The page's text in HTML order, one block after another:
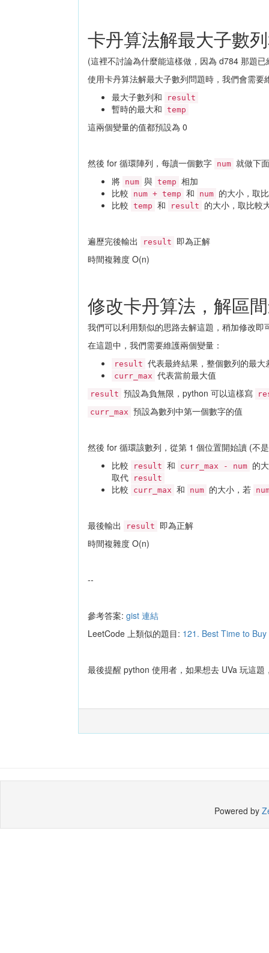
卡丹算法解最大子數
(這裡不討論為什麼能這樣做，因為 d784 那題
使用卡丹算法解最大子數列問題時，我們會需要
最大子數列和
result
暫時的最大和 temp
這兩個變量的值都預設為 0
然後 for 循環陣列，每讀一個數字 num 就做下
將 num 與 temp 相加
比較
num + temp 和 num 的大小，取
比較 temp 和 result 的大小，取比較
遍歷完後輸出 result
即為正解
時間複雜度 O(n)
修改卡丹算法，解區
我們可以利用類似的思路去解這題，稍加修改即
在這題中，我們需要維護兩個變量：
result 代表最終結果，整個數列的最大
curr_max 代表當前最大值
result 預設為負無限，python 可以這樣寫
curr_max 預設為數列中第一個數字的值
然後 for 循環該數列，從第 1 個位置開始讀 (不
比較
result 和 curr_max - num 的
取代
result
比較 curr_max 和 num 的大小，若
最後輸出 result
即為正解
時間複雜度 O(n)
--
參考答案: gist 連結
LeetCode 上類似的題目: 121. Best Time to
最後提醒 python 使用者，如果想去 UVa 玩這
Powered by